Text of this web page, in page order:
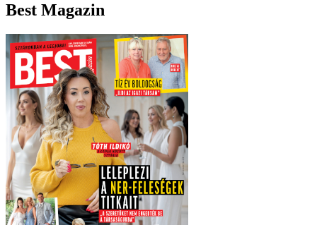
Best Magazin